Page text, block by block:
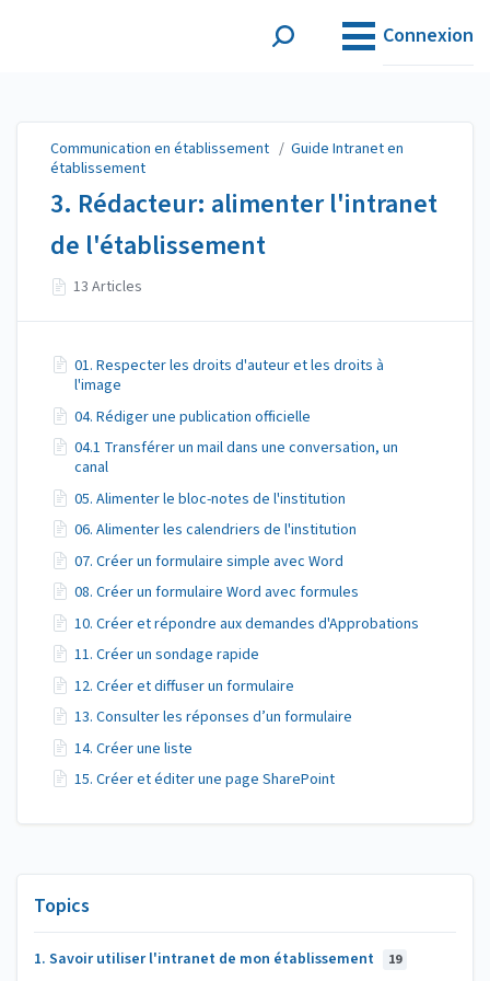
Connexion
Topics
1. Savoir utiliser l'intranet de mon établissement 19
Communication en établissement / Guide Intranet en
établissement
3. Rédacteur: alimenter l'intranet
de l'établissement
13 Articles
01. Respecter les droits d'auteur et les droits à
l'image
04. Rédiger une publication officielle
04.1 Transférer un mail dans une conversation, un
canal
05. Alimenter le bloc-notes de l'institution
06. Alimenter les calendriers de l'institution
07. Créer un formulaire simple avec Word
08. Créer un formulaire Word avec formules
10. Créer et répondre aux demandes d'Approbations
11. Créer un sondage rapide
12. Créer et diffuser un formulaire
13. Consulter les réponses d’un formulaire
14. Créer une liste
15. Créer et éditer une page SharePoint